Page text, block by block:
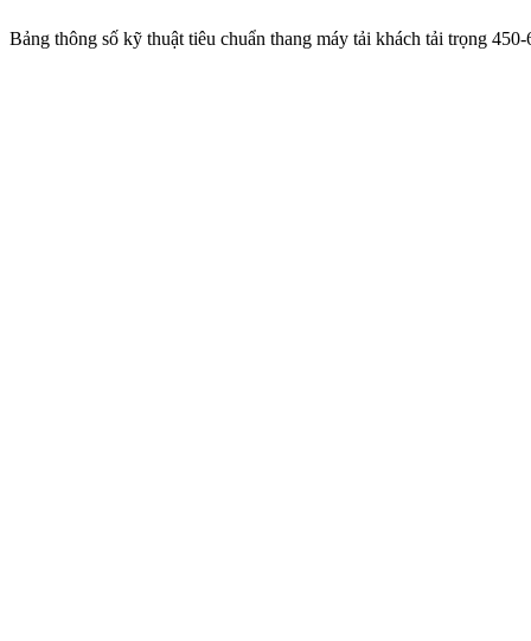
Bảng thông số kỹ thuật tiêu chuẩn thang máy tải khách tải trọng